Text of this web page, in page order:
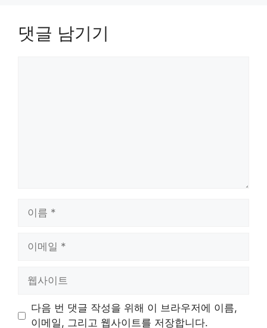
댓글 남기기
트
다음 번 댓글 작성을 위해 이 브라우저에 이름,
이메일, 그리고 웹사이트를 저장합니다.